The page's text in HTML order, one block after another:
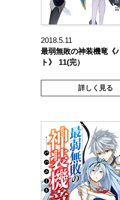
2018.5.11
最弱無敗の神装機竜《
ト》
11(完）
詳しく見る